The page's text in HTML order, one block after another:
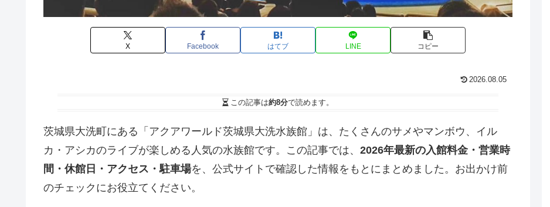
X Facebook はてブ LINE コピー
2026.08.05
この記事は約8分で読めます。
茨城県大洗町にある「アクアワールド茨城県大洗水族館」は、たくさんのサメやマンボウ、イル
カ・アシカのライブが楽しめる人気の水族館です。この記事では、 2026年最新の入館料金・営業時
間・休館日・アクセス・駐車場を、公式サイトで確認した情報をもとにまとめました。お出かけ前
のチェックにお役立てください。